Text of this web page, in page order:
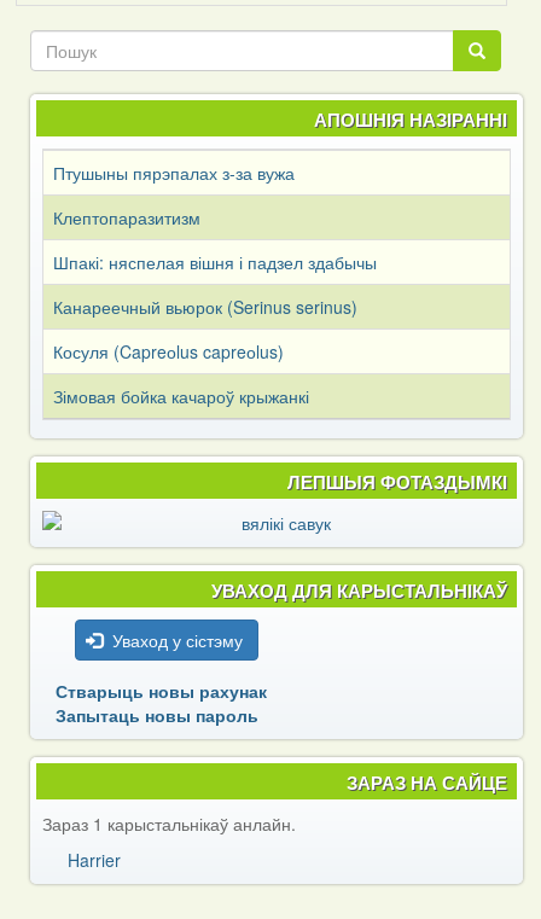
Пошук
Пошук
АПОШНІЯ НАЗІРАННІ
Птушыны пярэпалах з-за вужа
Клептопаразитизм
Шпакі: няспелая вішня і падзел здабычы
Канареечный вьюрок (Serinus serinus)
Косуля (Capreоlus capreоlus)
Зімовая бойка качароў крыжанкі
ЛЕПШЫЯ ФОТАЗДЫМКІ
УВАХОД ДЛЯ КАРЫСТАЛЬНІКАЎ
Уваход у сістэму
Стварыць новы рахунак
Запытаць новы пароль
ЗАРАЗ НА САЙЦЕ
Зараз 1 карыстальнікаў анлайн.
Harrier